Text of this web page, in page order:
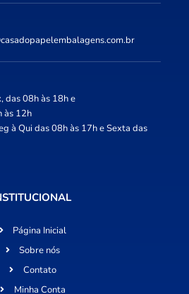
das 08h às 18h e
às 12h
à Qui das 08h às 17h e Sexta das
Página Inicial
Sobre nós
Contato
Minha Conta